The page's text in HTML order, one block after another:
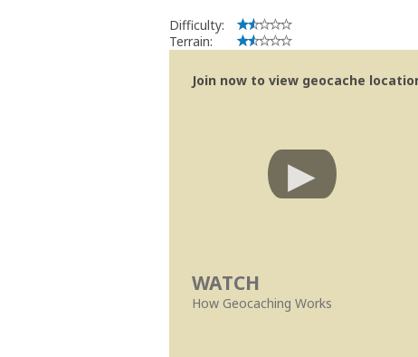
Difficulty:
Terrain:
Join now to view geocache
WATCH
How Geocaching Works